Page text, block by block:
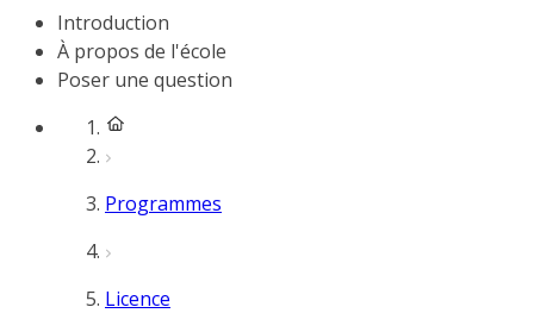
Introduction
À propos de l'école
Poser une question
Programmes
Licence